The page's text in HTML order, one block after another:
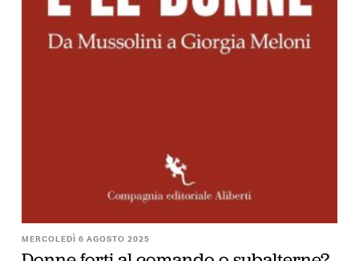
MERCOLEDÌ 6 AGOSTO 2025